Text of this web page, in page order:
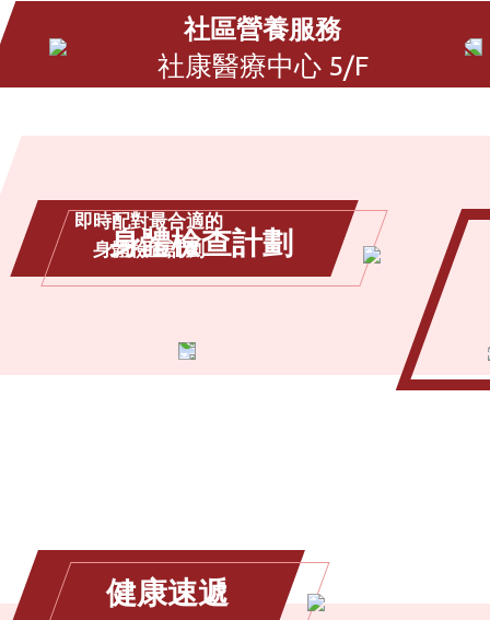
社區營養服務
社康醫療中心 5/F
身體檢查計劃
即時配對最合適的
身體檢查計劃
健康速遞